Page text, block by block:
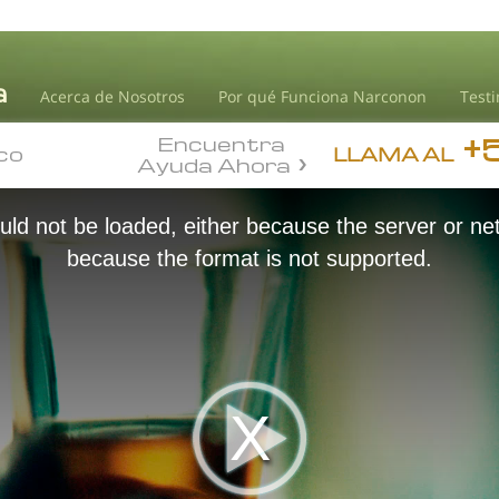
Acerca de Nosotros Por qué Funciona Narconon
LLAMA AL
Encuentra
Ayuda Ahora
not be loaded, either because the server or
because the format is not supported.